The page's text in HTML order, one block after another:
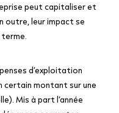
peut capitaliser et
outre, leur impact se
d’exploitation
certain montant sur une
Mis à part l’année